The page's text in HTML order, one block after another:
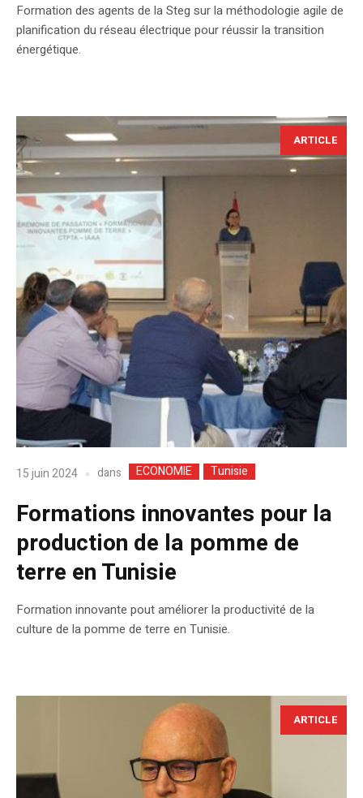
Formation des agents de la Steg sur la méthodologie agile de
planification du réseau électrique pour réussir la transition
énergétique.
ARTICLE
15 juin 2024 dans ECONOMIE Tunisie
Formations innovantes pour la
production de la pomme de
terre en Tunisie
Formation innovante pout améliorer la productivité de la
culture de la pomme de terre en Tunisie.
ARTICLE